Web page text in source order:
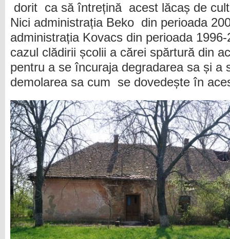
dorit ca să întrețină acest lăcaș de
Nici administrația Beko din perioada
administrația Kovacs din perioada
cazul clădirii școlii a cărei spărtură din
pentru a se încuraja degradarea sa și a
demolarea sa cum se dovedește în